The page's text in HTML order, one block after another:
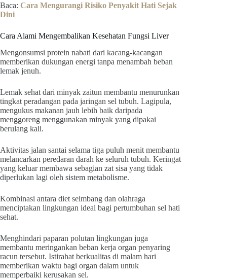
Baca: Cara Mengurangi Risiko Penyakit Hati Sejak
Dini
Cara Alami Mengembalikan Kesehatan Fungsi Liver
Mengonsumsi protein nabati dari kacang-kacangan
memberikan dukungan energi tanpa menambah beban
lemak jenuh.
Lemak sehat dari minyak zaitun membantu menurunkan
tingkat peradangan pada jaringan sel tubuh. Lagipula,
mengukus makanan jauh lebih baik daripada
menggoreng menggunakan minyak yang dipakai
berulang kali.
Aktivitas jalan santai selama tiga puluh menit membantu
melancarkan peredaran darah ke seluruh tubuh. Keringat
yang keluar membawa sebagian zat sisa yang tidak
diperlukan lagi oleh sistem metabolisme.
Kombinasi antara diet seimbang dan olahraga
menciptakan lingkungan ideal bagi pertumbuhan sel hati
sehat.
Menghindari paparan polutan lingkungan juga
membantu meringankan beban kerja organ penyaring
racun tersebut. Istirahat berkualitas di malam hari
memberikan waktu bagi organ dalam untuk
memperbaiki kerusakan sel.